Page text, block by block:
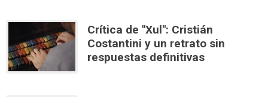
Crítica de "Xul": Cristián
Costantini y un retrato sin
respuestas definitivas